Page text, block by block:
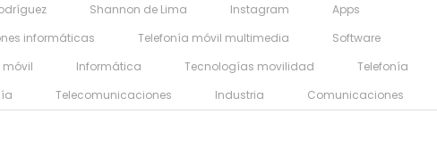
Shannon de Lima Instagram
Apps
informáticas
Telefonía móvil multimedia
Software
móvil
Informática Tecnologías movilidad
Telefonía
Telecomunicaciones Industria Comunicaciones